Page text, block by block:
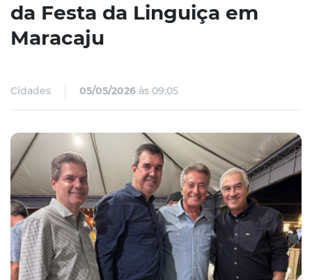
da Festa da Linguiça em
Maracaju
Cidades 05/05/2026 às 09:05